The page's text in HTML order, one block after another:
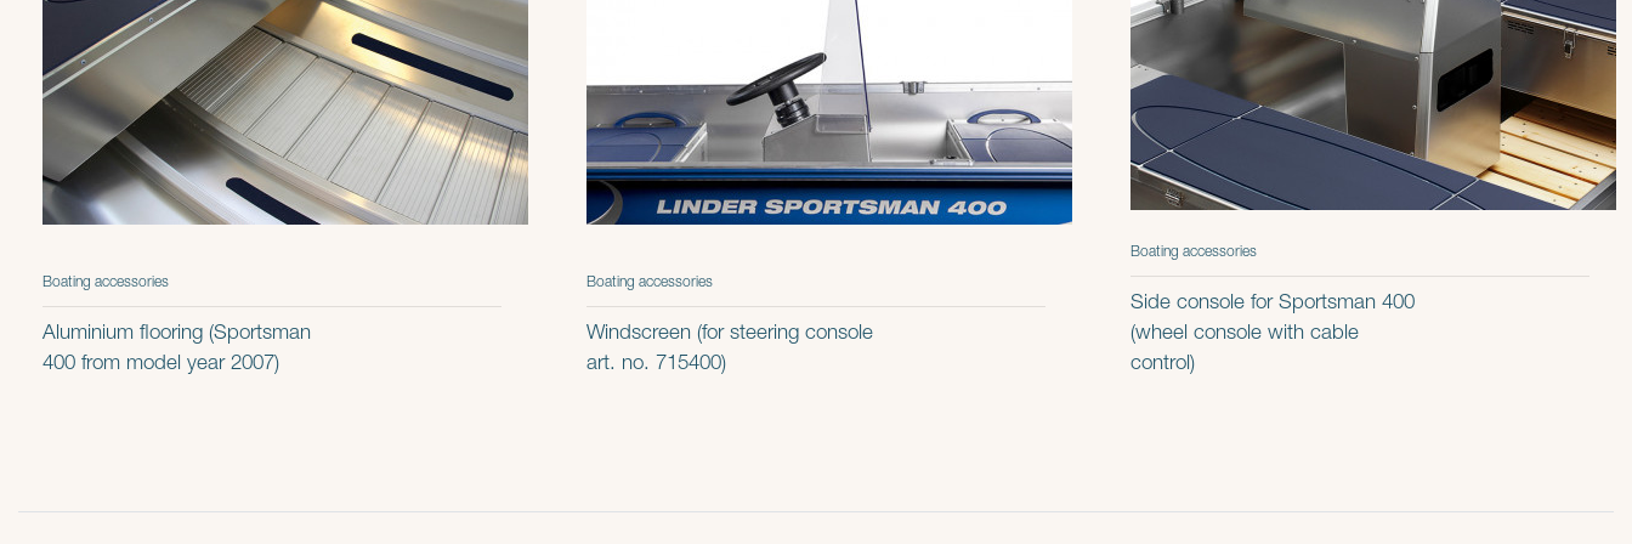
Boating accessories
Aluminium flooring (Sportsman
400 from model year 2007)
Boating accessories
Windscreen (for steering console
art. no. 715400)
Boating accessories
Side console for Sportsman 400
(wheel console with cable
control)